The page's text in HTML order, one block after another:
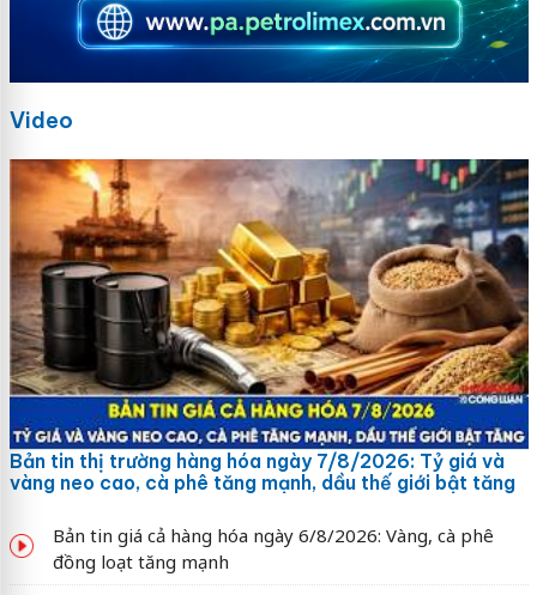
Video
Bản tin thị trường hàng hóa ngày 7/8/2026: Tỷ giá và
vàng neo cao, cà phê tăng mạnh, dầu thế giới bật tăng
Bản tin giá cả hàng hóa ngày 6/8/2026: Vàng, cà phê
đồng loạt tăng mạnh